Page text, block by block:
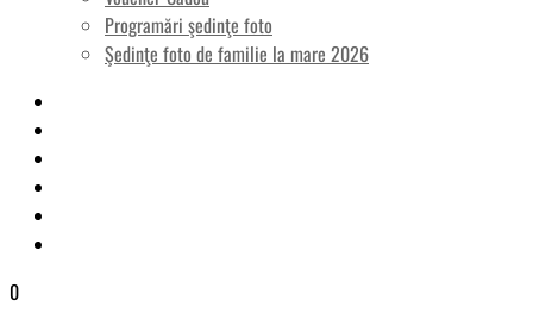
Programări şedinţe foto
Şedinţe foto de familie la mare 2026
0